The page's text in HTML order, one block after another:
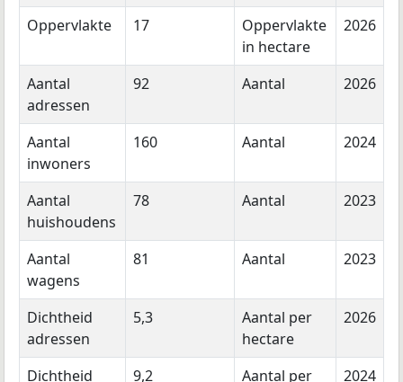
Oppervlakte 17
Oppervlakte
in hectare
2026
Aantal
adressen
92 Aantal 2026
Aantal
inwoners
160 Aantal 2024
Aantal
huishoudens
78 Aantal 2023
Aantal
wagens
81 Aantal 2023
Dichtheid
adressen
5,3
Aantal per
hectare
2026
Dichtheid 9,2 Aantal per 2024